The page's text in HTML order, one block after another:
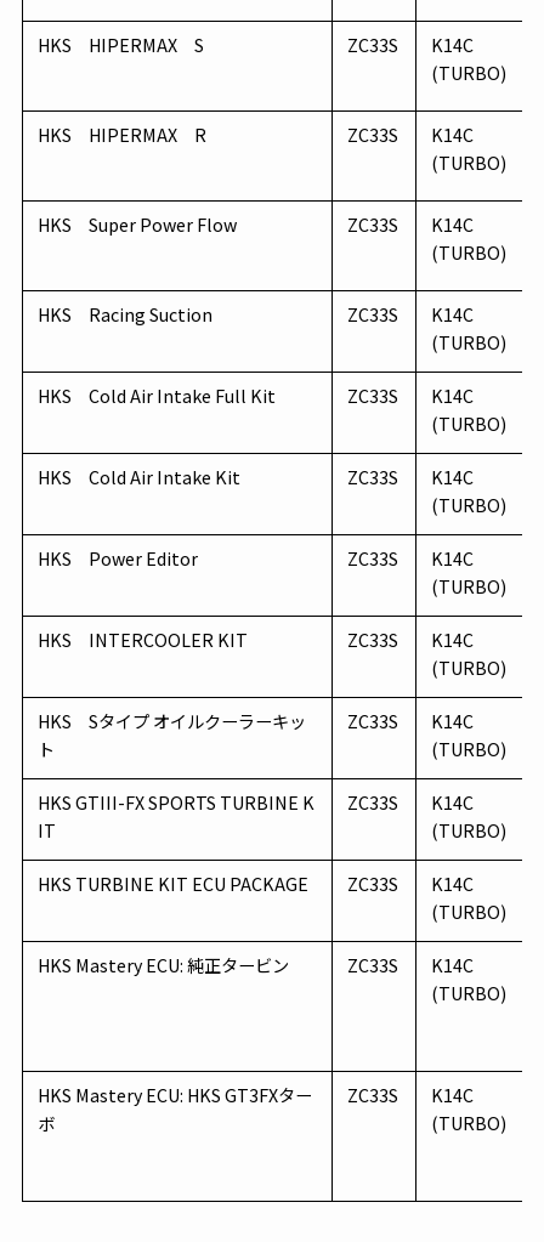
HKS HIPERMAX S ZC33S
K14C
(TURBO)
HKS HIPERMAX R ZC33S
K14C
(TURBO)
HKS Super Power Flow ZC33S
K14C
(TURBO)
HKS Racing Suction ZC33S
K14C
(TURBO)
HKS Cold Air Intake Full Kit ZC33S
K14C
(TURBO)
HKS Cold Air Intake Kit ZC33S
K14C
(TURBO)
HKS Power Editor ZC33S
K14C
(TURBO)
HKS INTERCOOLER KIT ZC33S
K14C
(TURBO)
HKS Sタイプ オイルクーラーキッ
ト
ZC33S
K14C
(TURBO)
HKS GTIII-FX SPORTS TURBINE K
IT
ZC33S
K14C
(TURBO)
HKS TURBINE KIT ECU PACKAGE ZC33S
K14C
(TURBO)
HKS Mastery ECU: 純正タービン ZC33S
K14C
(TURBO)
HKS Mastery ECU: HKS GT3FXター
ボ
ZC33S
K14C
(TURBO)